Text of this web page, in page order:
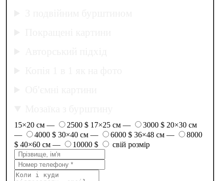
15×20 см — 2500 $ 17×25 см — 3000 $ 20×30 см
—
4000 $ 30×40 см — 6000 $ 36×48 см —
8000
$ 40×60 см — 10000 $ свій розмір